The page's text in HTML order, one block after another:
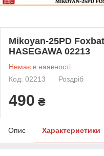
Mikoyan-25PD
HASEGAWA 02213
Немає в наявності
Код: 02213
Роздріб
490 ₴
Опис Характеристики